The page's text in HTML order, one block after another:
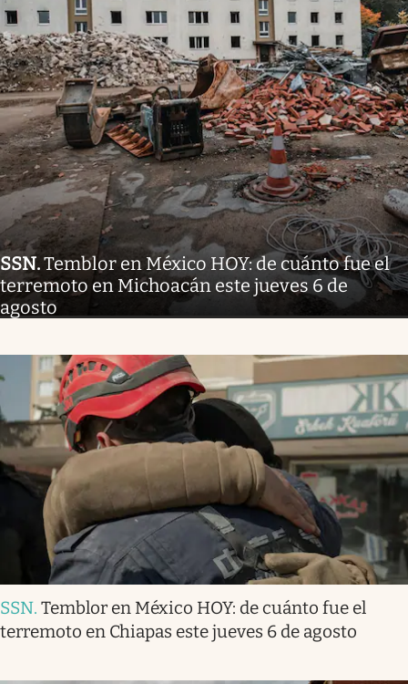
SSN.Temblor en México HOY: de cuánto fue el
terremoto en Michoacán este jueves 6 de
agosto
SSN. Temblor en México HOY: de cuánto fue el
terremoto en Chiapas este jueves 6 de agosto